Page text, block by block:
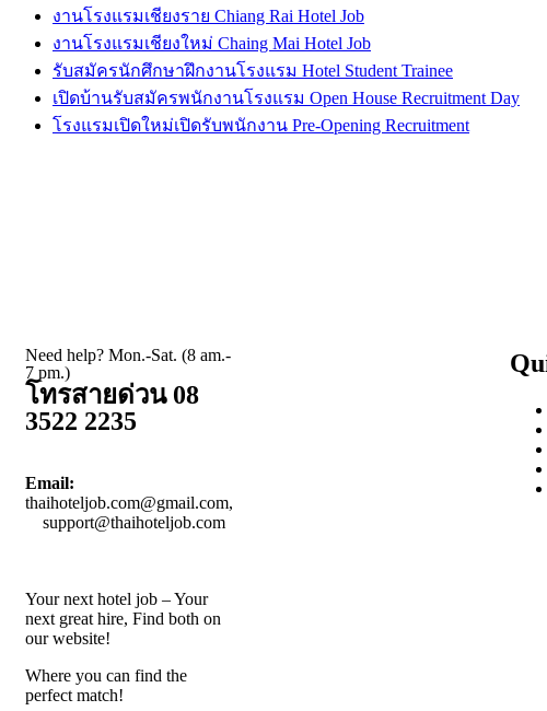
งานโรงแรมเชียงราย Chiang Rai Hotel Job
งานโรงแรมเชียงใหม่ Chaing Mai Hotel Job
รับสมัครนักศึกษาฝึกงานโรงแรม Hotel Student Trainee
เปิดบ้านรับสมัครพนักงานโรงแรม Open House Recruitment Day
โรงแรมเปิดใหม่เปิดรับพนักงาน Pre-Opening Recruitment
Need help? Mon.-Sat. (8 am.-
7 pm.)
โทรสายด่วน 08
3522 2235
Email:
thaihoteljob.com@gmail.com,
support@thaihoteljob.com
Your next hotel job – Your
next great hire, Find both on
our website!
Where you can find the
perfect match!